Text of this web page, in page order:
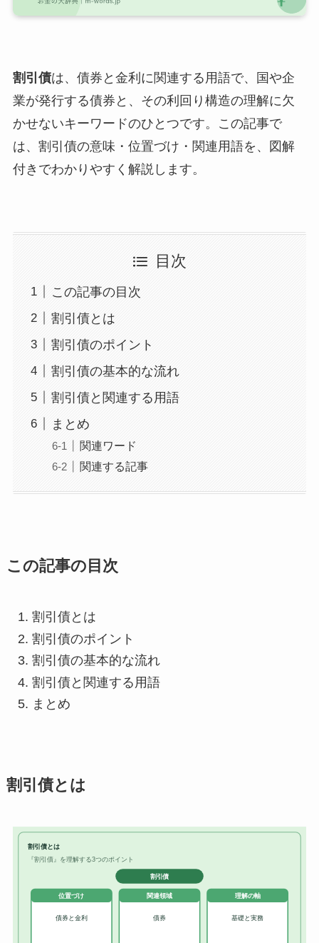
割引債は、債券と金利に関連する用語で、国や企
業が発行する債券と、その利回り構造の理解に欠
かせないキーワードのひとつです。この記事で
は、割引債の意味・位置づけ・関連用語を、図解
付きでわかりやすく解説します。
目次
この記事の目次
割引債とは
割引債のポイント
割引債の基本的な流れ
割引債と関連する用語
まとめ
関連ワード
関連する記事
この記事の目次
割引債とは
割引債のポイント
割引債の基本的な流れ
割引債と関連する用語
まとめ
割引債とは
割引債とは
『割引債』を理解する3つのポイント
割引債
位置づけ
債券と金利
関連領域
債券
理解の軸
基礎と実務